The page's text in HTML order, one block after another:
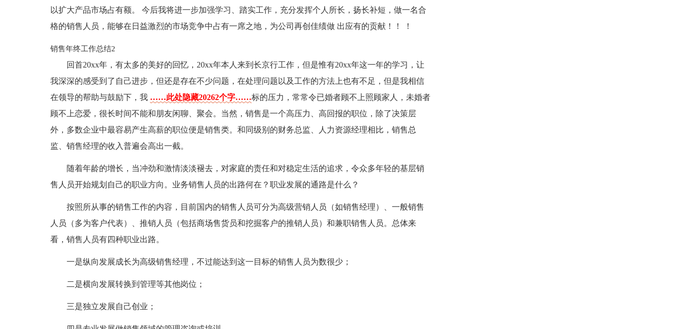
以扩大产品市场占有额。 今后我将进一步加强学习、踏实工作，充分发挥个人所长，扬长补短，做一名合
格的销售人员，能够在日益激烈的市场竞争中占有一席之地，为公司再创佳绩做 出应有的贡献！！ ！
销售年终工作总结2
回首20xx年，有太多的美好的回忆，20xx年本人来到长京行工作，但是惟有20xx年这一年的学习，让
我深深的感受到了自己进步，但还是存在不少问题，在处理问题以及工作的方法上也有不足，但是我相信
在领导的帮助与鼓励下，我 ……此处隐藏20262个字……标的压力，常常令已婚者顾不上照顾家人，未婚者
顾不上恋爱，很长时间不能和朋友闲聊、聚会。当然，销售是一个高压力、高回报的职位，除了决策层
外，多数企业中最容易产生高薪的职位便是销售类。和同级别的财务总监、人力资源经理相比，销售总
监、销售经理的收入普遍会高出一截。
随着年龄的增长，当冲劲和激情淡淡褪去，对家庭的责任和对稳定生活的追求，令众多年轻的基层销
售人员开始规划自己的职业方向。业务销售人员的出路何在？职业发展的通路是什么？
按照所从事的销售工作的内容，目前国内的销售人员可分为高级营销人员（如销售经理）、一般销售
人员（多为客户代表）、推销人员（包括商场售货员和挖掘客户的推销人员）和兼职销售人员。总体来
看，销售人员有四种职业出路。
一是纵向发展成长为高级销售经理，不过能达到这一目标的销售人员为数很少；
二是横向发展转换到管理等其他岗位；
三是独立发展自己创业；